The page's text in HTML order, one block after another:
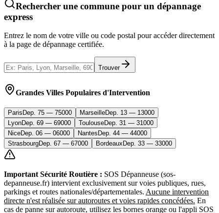
Rechercher une commune pour un dépannage
express
Entrez le nom de votre ville ou code postal pour accéder directement
à la page de dépannage certifiée.
Trouver
Grandes Villes Populaires d'Intervention
Paris Dep. 75 — 75000 MarseilleDep. 13 — 13000
LyonDep. 69 — 69000 ToulouseDep. 31 — 31000
NiceDep. 06 — 06000 Nantes Dep. 44 — 44000
StrasbourgDep. 67 — 67000 Bordeaux Dep. 33 — 33000
Important Sécurité Routière : SOS Dépanneuse (sos-
depanneuse.fr) intervient exclusivement sur voies publiques, rues,
parkings et routes nationales/départementales. Aucune intervention
directe n'est réalisée sur autoroutes et voies rapides concédées. En
cas de panne sur autoroute, utilisez les bornes orange ou l'appli SOS